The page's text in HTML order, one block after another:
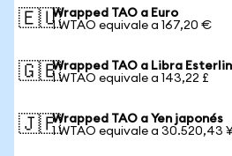
🇪🇺Wrapped TAO a Euro
1 WTAO equivale a 167,20 €
🇬🇧Wrapped TAO a Libra
1 WTAO equivale a 143,22 £
🇯🇵Wrapped TAO a Yen japonés
1 WTAO equivale a 30.520,43 ¥